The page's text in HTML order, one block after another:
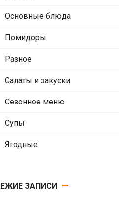
Основные блюда
Помидоры
Разное
Салаты и закуски
Сезонное меню
Супы
Ягодные
ЗАПИСИ